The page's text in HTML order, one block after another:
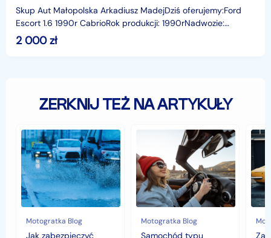
Skup Aut Małopolska Arkadiusz MadejDziś oferujemy:Ford
Escort 1.6 1990r CabrioRok produkcji: 1990rNadwozie:
CabrioLiczba miejsc: 4Skrzynia: manualPrzebieg: 7257
2 000zł
ZERKNIJ TEŻ NA ARTYKUŁY
Jak
zabezpieczyć
samochód
przed
jesiennymi
chłodami
i
deszczem?
Motogratka Blog
Jak zabezpieczyć
Samochód
cabrio
–
czy
to
się
opłaca
w
polskim
Motogratka Blog
Samochód typu
czyli